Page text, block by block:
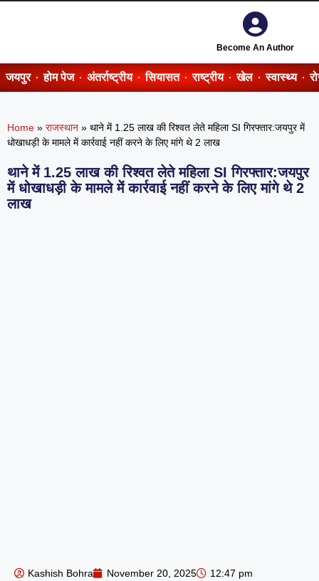
Become An Author
जयपुर होम पेज अंतर्राष्ट्रीय सियासत राष्ट्रीय खेल स्वास्थ्य
Home » राजस्थान » थाने में 1.25 लाख की रिश्वत लेते महिला SI गिरफ्तार:जयपुर में
धोखाधड़ी के मामले में कार्रवाई नहीं करने के लिए मांगे थे 2 लाख
थाने में 1.25 लाख की रिश्वत लेते महिला SI गिरफ्तार:जयपुर
में धोखाधड़ी के मामले में कार्रवाई नहीं करने के लिए मांगे थे 2
लाख
Kashish Bohra November 20, 2025 12:47 pm